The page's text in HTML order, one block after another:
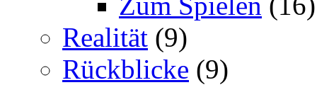
Realität (9)
Rückblicke (9)